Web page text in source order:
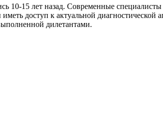
10-15 лет назад. Современные
доступ к актуальной диагностической
дилетантами.